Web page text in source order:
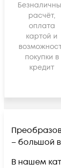
расчёт,
оплата
картой и
покупки в
кредит
– большой
В нашем